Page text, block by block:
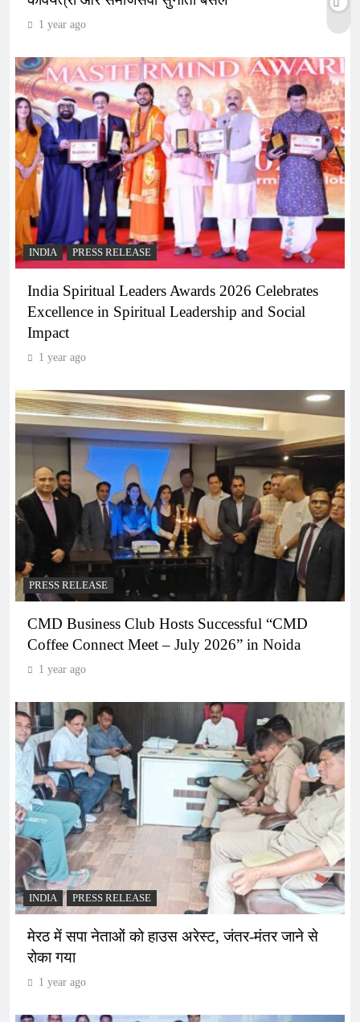
1 year ago
INDIA PRESS RELEASE
India Spiritual Leaders Awards 2026 Celebrates
Excellence in Spiritual Leadership and Social
Impact
1 year ago
PRESS RELEASE
CMD Business Club Hosts Successful “CMD
Coffee Connect Meet – July 2026” in Noida
1 year ago
INDIA PRESS RELEASE
मेरठ में सपा नेताओं को हाउस अरेस्ट, जंतर-मंतर जाने से
रोका गया
1 year ago